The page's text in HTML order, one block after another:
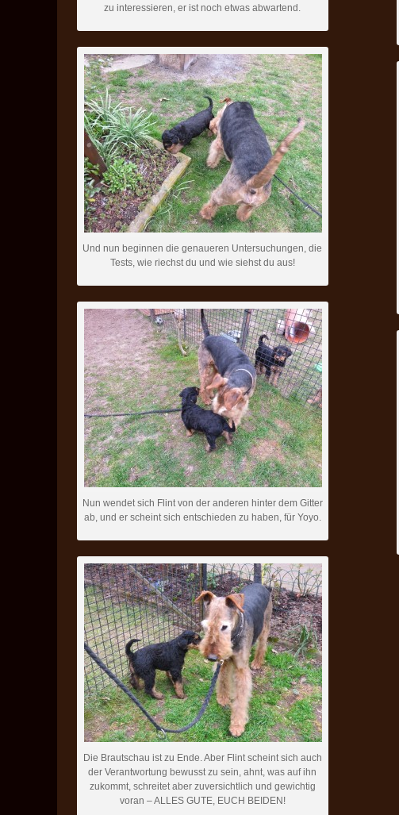
zu interessieren, er ist noch etwas abwartend.
Und nun beginnen die genaueren Untersuchungen, die
Tests, wie riechst du und wie siehst du aus!
Nun wendet sich Flint von der anderen hinter dem Gitter
ab, und er scheint sich entschieden zu haben, für Yoyo.
Die Brautschau ist zu Ende. Aber Flint scheint sich auch
der Verantwortung bewusst zu sein, ahnt, was auf ihn
zukommt, schreitet aber zuversichtlich und gewichtig
voran – ALLES GUTE, EUCH BEIDEN!